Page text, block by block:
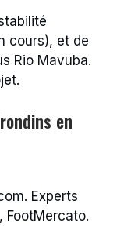
cours), et de
Rio Mavuba.
en
Experts
FootMercato.